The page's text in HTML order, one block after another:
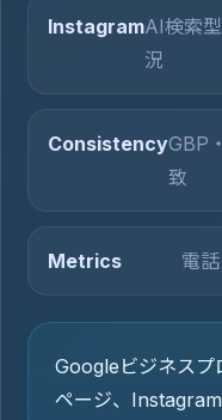
InstagramAI検索
況
ConsistencyGBP
致
Metrics 電
Googleビジネスプ
ページ、